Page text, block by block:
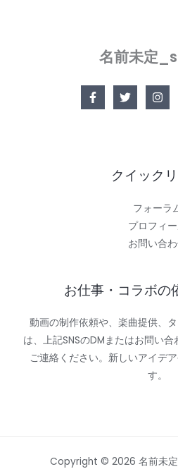
名前未定
クイック
フォーラ
プロフィ
お問い合
お仕事・コラボの
動画の制作依頼や、楽曲提供、
は、上記SNSのDMまたはお問い
ご連絡ください。新しいアイデ
す。
Copyright © 2026 名前未